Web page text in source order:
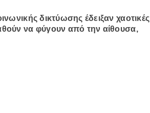
δικτύωσης έδειξαν χαοτικές
να φύγουν από την αίθουσα,